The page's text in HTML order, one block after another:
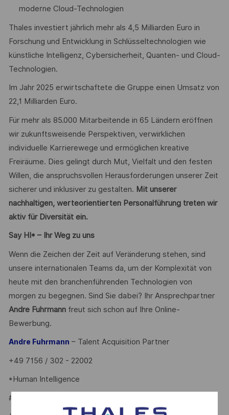
moderne Cloud-Technologien
Thales investiert jährlich mehr als 4,5 Milliarden Euro in
Forschung und Entwicklung in Schlüsseltechnologien wie
künstliche Intelligenz, Cybersicherheit, Quanten- und Cloud-
Technologien.
Im Jahr 2025 erwirtschaftete die Gruppe einen Umsatz von
22,1 Milliarden Euro.
Für mehr als 85.000 Mitarbeitende in 65 Ländern eröffnen
wir zukunftsweisende Perspektiven, verwirklichen
individuelle Karrierewege und ermöglichen kreative
Freiräume. Dies gelingt durch Mut, Vielfalt und den festen
Willen, die anspruchsvollen Herausforderungen unserer Zeit
sicherer und inklusiver zu gestalten. Mit unserer
nachhaltigen, werteorientierten Personalführung treten wir
aktiv für Diversität ein.
Say HI* – Ihr Weg zu uns
Wenn die Zeichen der Zeit auf Veränderung stehen, sind
unsere internationalen Teams da, um der Komplexität von
heute mit den branchenführenden Technologien von
morgen zu begegnen. Sind Sie dabei? Ihr Ansprechpartner
Andre Fuhrmannfreut sich schon auf Ihre Online-
Bewerbung.
Andre Fuhrmann – Talent Acquisition Partner
+49 7156 / 302 - 22002
*Human Intelligence
#LI-AF1